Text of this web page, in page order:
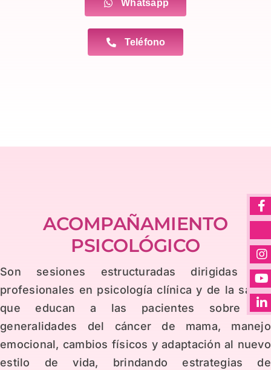
Whatsapp
Teléfono
ACOMPAÑAMIENTO
PSICOLÓGICO
Son sesiones estructuradas dirigidas por
profesionales en psicología clínica y de la salud,
que educan a las pacientes sobre las
generalidades del cáncer de mama, manejo
emocional, cambios físicos y adaptación al nuevo
estilo de vida, brindando estrategias de